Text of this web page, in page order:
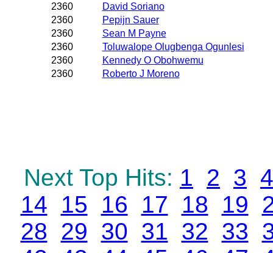
2360
David Soriano
2360
Pepijn Sauer
2360
Sean M Payne
2360
Toluwalope Olugbenga Ogunlesi
2360
Kennedy O Obohwemu
2360
Roberto J Moreno
Next Top Hits: 1 2 3 4
14
15 16 17 18 19
28
29 30 31 32 33